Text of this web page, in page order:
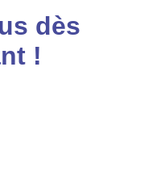
dès
!